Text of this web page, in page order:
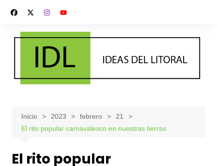
contenido
Inicio 2023 febrero
21
El rito popular carnavalesco en nuestras tierras
El rito popular